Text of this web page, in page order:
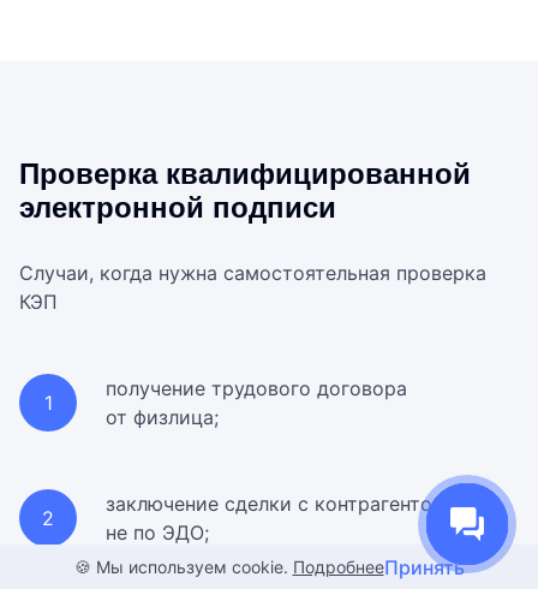
Проверка квалифици­рованной
электронной подписи
Случаи, когда нужна самостоятельная проверка
КЭП
получение трудового договора
от физлица;
заключение сделки с контрагентом
не по ЭДО;
🍪 Мы используем cookie. ПодробнееПринять
Сделано в